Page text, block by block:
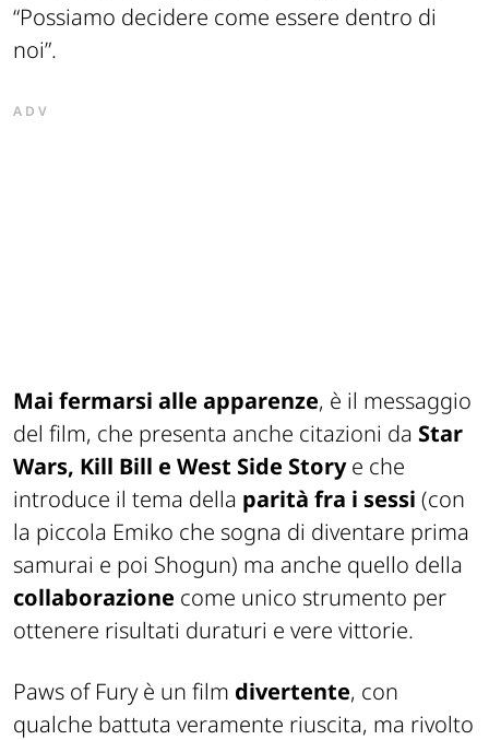
“Possiamo decidere come essere dentro di
noi”.
ADV
Mai fermarsi alle apparenze, è il messaggio
del film, che presenta anche citazioni da Star
Wars, Kill Bill e West Side Storye che
introduce il tema della parità fra i sessi (con
la piccola Emiko che sogna di diventare prima
samurai e poi Shogun) ma anche quello della
collaborazione come unico strumento per
ottenere risultati duraturi e vere vittorie.
Paws of Fury è un film divertente, con
qualche battuta veramente riuscita, ma rivolto